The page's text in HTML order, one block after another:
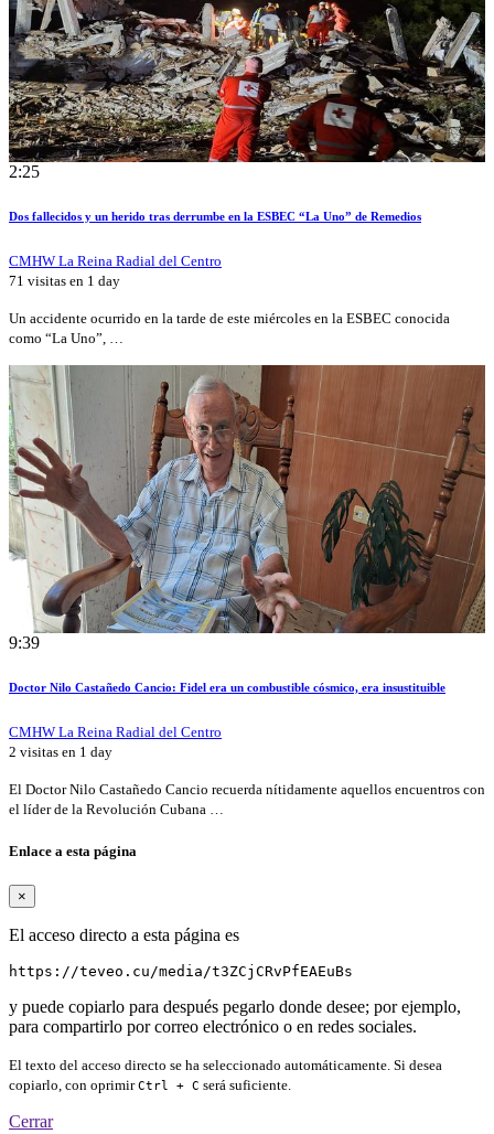
2:25
Dos fallecidos y un herido tras derrumbe en la ESBEC “La Uno” de Remedios
CMHW La Reina Radial del Centro
71 visitas en 1 day
Un accidente ocurrido en la tarde de este miércoles en la ESBEC conocida
como “La Uno”, …
9:39
Doctor Nilo Castañedo Cancio: Fidel era un combustible cósmico, era insustituible
CMHW La Reina Radial del Centro
2 visitas en 1 day
El Doctor Nilo Castañedo Cancio recuerda nítidamente aquellos encuentros con
el líder de la Revolución Cubana …
Enlace a esta página
×
El acceso directo a esta página es
https://teveo.cu/media/t3ZCjCRvPfEAEuBs
y puede copiarlo para después pegarlo donde desee; por ejemplo,
para compartirlo por correo electrónico o en redes sociales.
El texto del acceso directo se ha seleccionado automáticamente. Si desea
copiarlo, con oprimirCtrl + C será suficiente.
Cerrar